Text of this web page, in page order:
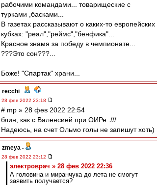
рабочими командами... товарищеские с
турками ,басками...
В газетах рассказывают о каких-то европейских
кубках: "реал","реймс","бенфика"...
Красное знамя за победу в чемпионате...
???Это сон???...
Боже! "Спартак" храни...
recchi -
28 фев 2022 23:18
# mp » 28 фев 2022 22:54
блин, как с Валенсией при ОИРе :///
Надеюсь, на счет Ольмо голы не запишут хоть)
zmeya -
28 фев 2022 23:12
электроврач » 28 фев 2022 22:36
А головина и миранчука до лета не смогут
заявить получается?